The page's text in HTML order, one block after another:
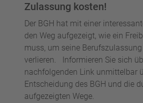
Zulassung kosten!
Der BGH hat mit einer
den Weg aufgezeigt, wie ein
muss, um seine
verlieren. Informieren Sie sich
nachfolgenden Link unmittelbar
Entscheidung des BGH und die
aufgezeigten Wege.